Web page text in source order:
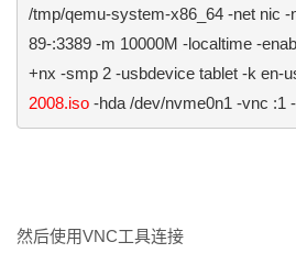
/tmp/qemu-system-x86_64 -net nic -
89-:3389 -m 10000M -localtime -
+nx -smp 2 -usbdevice tablet -k en-
2008.iso -hda /dev/nvme0n1 -vnc :1
然后使用VNC工具连接